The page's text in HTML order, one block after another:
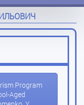
Program
Aged